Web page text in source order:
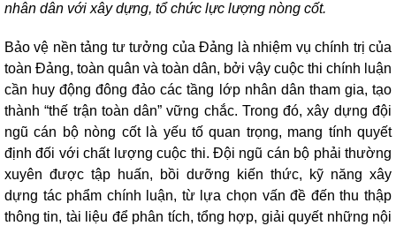
nhân dân với xây dựng, tổ chức lực lượng nòng cốt.
Bảo vệ nền tảng tư tưởng của Đảng là nhiệm vụ chính trị của
toàn Đảng, toàn quân và toàn dân, bởi vậy cuộc thi chính luận
cần huy động đông đảo các tầng lớp nhân dân tham gia, tạo
thành “thế trận toàn dân” vững chắc. Trong đó, xây dựng đội
ngũ cán bộ nòng cốt là yếu tố quan trọng, mang tính quyết
định đối với chất lượng cuộc thi. Đội ngũ cán bộ phải thường
xuyên được tập huấn, bồi dưỡng kiến thức, kỹ năng xây
dựng tác phẩm chính luận, từ lựa chọn vấn đề đến thu thập
thông tin, tài liệu để phân tích, tổng hợp, giải quyết những nội